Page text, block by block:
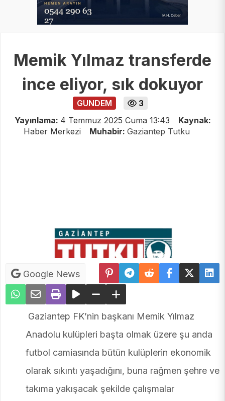
Memik Yılmaz transferde
ince eliyor, sık dokuyor
GUNDEM
3
Yayınlama: 4 Temmuz 2025 Cuma 13:43
Kaynak:
Haber Merkezi
Muhabir: Gaziantep Tutku
Google News
Gaziantep FK’nin başkanı Memik Yılmaz
Anadolu kulüpleri başta olmak üzere şu anda
futbol camiasında bütün kulüplerin ekonomik
olarak sıkıntı yaşadığını, buna rağmen şehre ve
takıma yakışacak şekilde çalışmalar